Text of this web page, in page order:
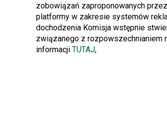
zobowiązań zaproponowanych
platformy w zakresie systemów
dochodzenia Komisja wstępnie
związanego z rozpowszechnianiem
informacji TUTAJ,